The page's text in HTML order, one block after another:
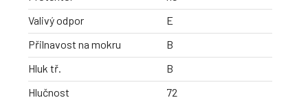
Valivý odpor
E
Přilnavost na mokru
B
Hluk tř.
B
Hlučnost
72